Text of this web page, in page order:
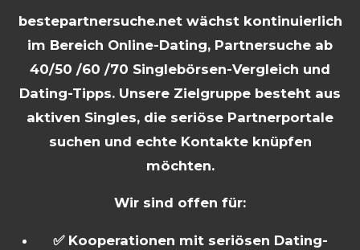
bestepartnersuche.net wächst kontinuierlich
im Bereich Online-Dating, Partnersuche ab
40/50 /60 /70 Singlebörsen-Vergleich und
Dating-Tipps. Unsere Zielgruppe besteht aus
aktiven Singles, die seriöse Partnerportale
suchen und echte Kontakte knüpfen
möchten.
Wir sind offen für:
✅ Kooperationen mit seriösen Dating-